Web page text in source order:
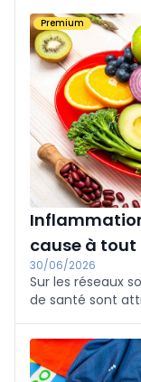
voire carrément
manière de s’y
Premium
cause à tout
30/06/2026
Sur les réseaux
de santé sont
autrement dit à
solution
alimentaire ou